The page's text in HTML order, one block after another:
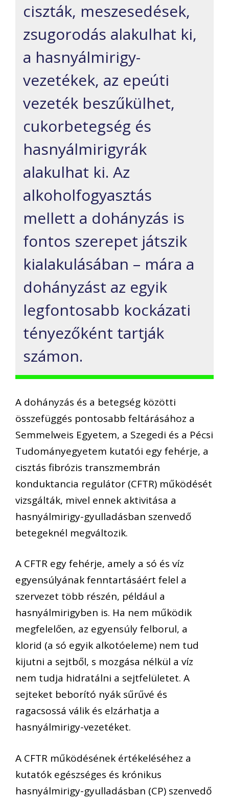
ciszták, meszesedések,
zsugorodás alakulhat ki,
a hasnyálmirigy-
vezetékek, az epeúti
vezeték beszűkülhet,
cukorbetegség és
hasnyálmirigyrák
alakulhat ki. Az
alkoholfogyasztás
mellett a dohányzás is
fontos szerepet játszik
kialakulásában – mára a
dohányzást az egyik
legfontosabb kockázati
tényezőként tartják
számon.
A dohányzás és a betegség közötti
összefüggés pontosabb feltárásához a
Semmelweis Egyetem, a Szegedi és a Pécsi
Tudományegyetem kutatói egy fehérje, a
cisztás fibrózis transzmembrán
konduktancia regulátor (CFTR) működését
vizsgálták, mivel ennek aktivitása a
hasnyálmirigy-gyulladásban szenvedő
betegeknél megváltozik.
A CFTR egy fehérje, amely a só és víz
egyensúlyának fenntartásáért felel a
szervezet több részén, például a
hasnyálmirigyben is. Ha nem működik
megfelelően, az egyensúly felborul, a
klorid (a só egyik alkotóeleme) nem tud
kijutni a sejtből, s mozgása nélkül a víz
nem tudja hidratálni a sejtfelületet. A
sejteket beborító nyák sűrűvé és
ragacsossá válik és elzárhatja a
hasnyálmirigy-vezetéket.
A CFTR működésének értékeléséhez a
kutatók egészséges és krónikus
hasnyálmirigy-gyulladásban (CP) szenvedő